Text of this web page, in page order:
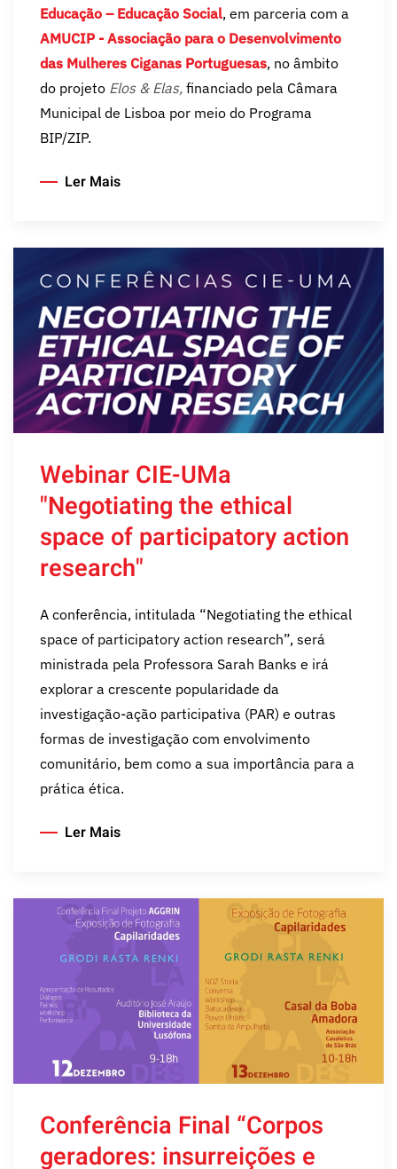
Educação – Educação Social, em parceria com a
AMUCIP - Associação para o Desenvolvimento
das Mulheres Ciganas Portuguesas, no âmbito
do projeto Elos & Elas, financiado pela Câmara
Municipal de Lisboa por meio do Programa
BIP/ZIP.
Ler Mais
Webinar CIE-UMa
"Negotiating the ethical
space of participatory action
research"
A conferência, intitulada “Negotiating the ethical
space of participatory action research”, será
ministrada pela Professora Sarah Banks e irá
explorar a crescente popularidade da
investigação-ação participativa (PAR) e outras
formas de investigação com envolvimento
comunitário, bem como a sua importância para a
prática ética.
Ler Mais
Conferência Final “Corpos
geradores: insurreições e